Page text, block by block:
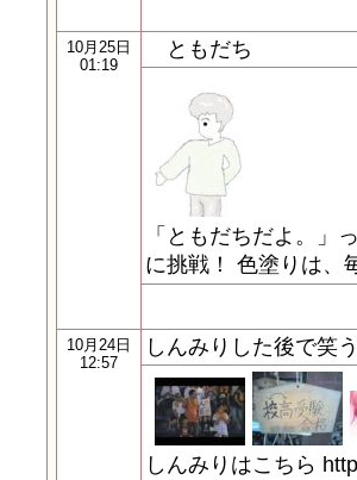
10月25日
01:19
ともだち
「ともだちだよ。」
に挑戦！ 色塗りは、
10月24日
12:57
しんみりした後で笑
しんみりはこちら